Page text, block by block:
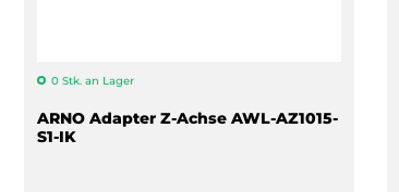
0 Stk. an Lager
ARNO Adapter Z-Achse AWL-AZ1015-
S1-IK